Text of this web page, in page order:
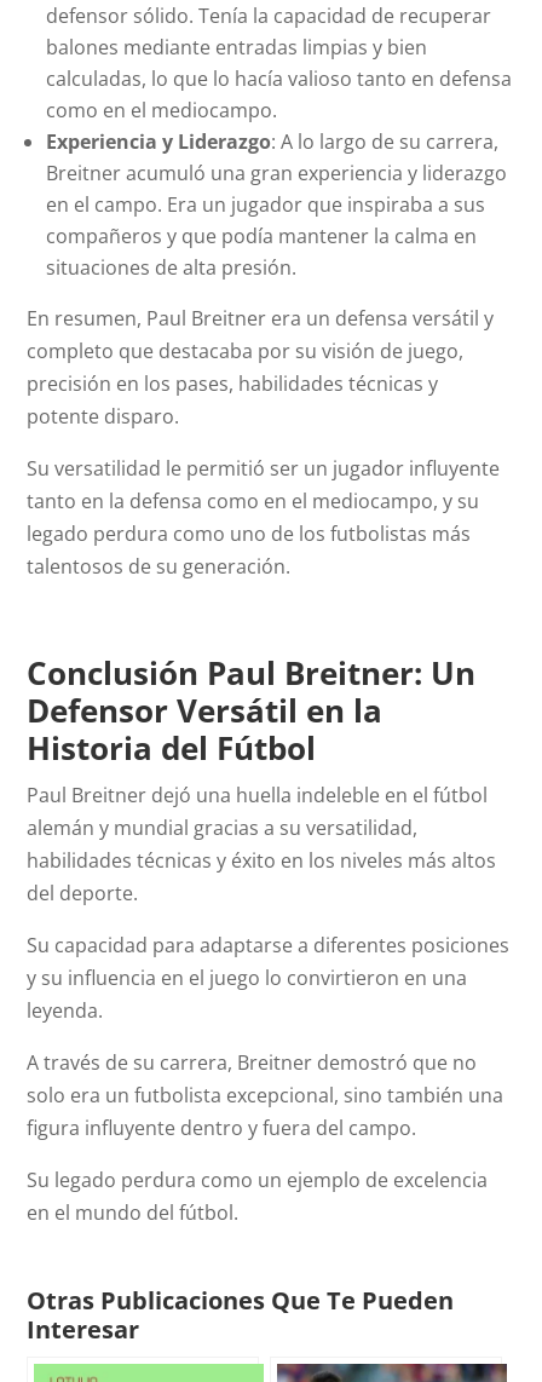
defensor sólido. Tenía la capacidad de recuperar
balones mediante entradas limpias y bien
calculadas, lo que lo hacía valioso tanto en defensa
como en el mediocampo.
Experiencia y Liderazgo: A lo largo de su carrera,
Breitner acumuló una gran experiencia y liderazgo
en el campo. Era un jugador que inspiraba a sus
compañeros y que podía mantener la calma en
situaciones de alta presión.
En resumen, Paul Breitner era un defensa versátil y
completo que destacaba por su visión de juego,
precisión en los pases, habilidades técnicas y
potente disparo.
Su versatilidad le permitió ser un jugador influyente
tanto en la defensa como en el mediocampo, y su
legado perdura como uno de los futbolistas más
talentosos de su generación.
Conclusión Paul Breitner: Un
Defensor Versátil en la
Historia del Fútbol
Paul Breitner dejó una huella indeleble en el fútbol
alemán y mundial gracias a su versatilidad,
habilidades técnicas y éxito en los niveles más altos
del deporte.
Su capacidad para adaptarse a diferentes posiciones
y su influencia en el juego lo convirtieron en una
leyenda.
A través de su carrera, Breitner demostró que no
solo era un futbolista excepcional, sino también una
figura influyente dentro y fuera del campo.
Su legado perdura como un ejemplo de excelencia
en el mundo del fútbol.
Otras Publicaciones Que Te Pueden
Interesar